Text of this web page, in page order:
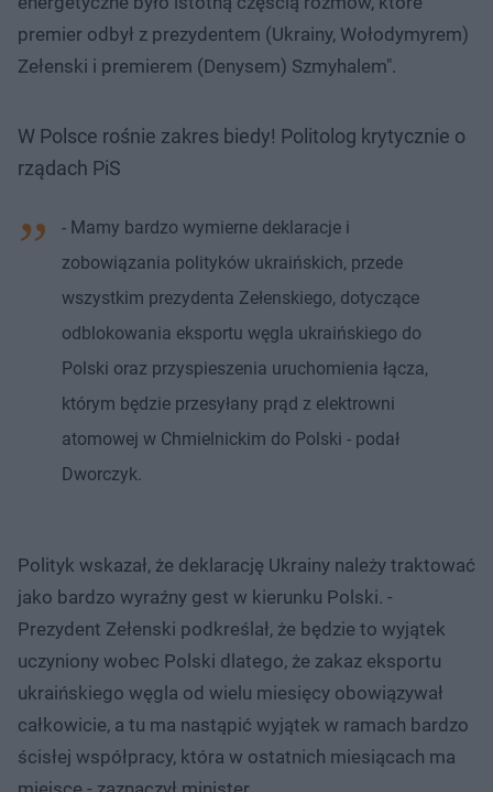
premier odbył z prezydentem (Ukrainy, Wołodymyrem)
Zełenski i premierem (Denysem) Szmyhalem".
W Polsce rośnie zakres biedy! Politolog krytycznie o
rządach PiS
- Mamy bardzo wymierne deklaracje i
zobowiązania polityków ukraińskich, przede
wszystkim prezydenta Zełenskiego, dotyczące
odblokowania eksportu węgla ukraińskiego do
Polski oraz przyspieszenia uruchomienia łącza,
którym będzie przesyłany prąd z elektrowni
atomowej w Chmielnickim do Polski - podał
Dworczyk.
Polityk wskazał, że deklarację Ukrainy należy traktować
jako bardzo wyraźny gest w kierunku Polski. -
Prezydent Zełenski podkreślał, że będzie to wyjątek
uczyniony wobec Polski dlatego, że zakaz eksportu
ukraińskiego węgla od wielu miesięcy obowiązywał
całkowicie, a tu ma nastąpić wyjątek w ramach bardzo
ścisłej współpracy, która w ostatnich miesiącach ma